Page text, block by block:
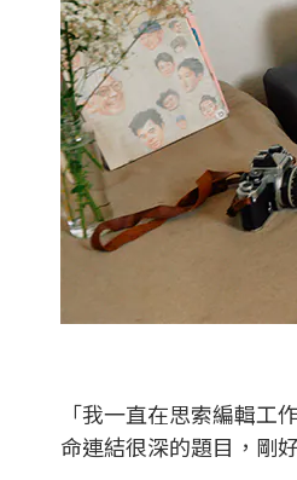
「我一直在思索編輯
命連結很深的題目，剛